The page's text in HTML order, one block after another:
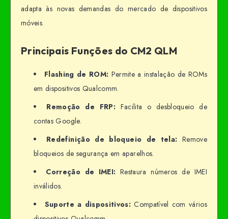
adapta às novas demandas do mercado de dispositivos
móveis.
Principais Funções do CM2 QLM
Flashing de ROM: Permite a instalação de ROMs
em dispositivos Qualcomm.
Remoção de FRP:Facilita o desbloqueio de
contas Google.
Redefinição de bloqueio de tela: Remove
bloqueios de segurança em aparelhos.
Correção de IMEI: Restaura números de IMEI
inválidos.
Suporte a dispositivos: Compatível com vários